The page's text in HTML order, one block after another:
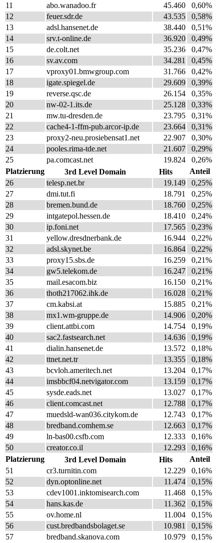
11
abo.wanadoo.fr 45.460
0,60%
12
feuer.sdr.de 43.535
0,58%
13
adsl.hansenet.de 38.440
0,51%
14
srv.t-online.de 36.920
0,49%
15
de.colt.net 35.236
0,47%
16
sv.av.com 34.281
0,45%
17
vproxy01.bmwgroup.com 31.766
0,42%
18
igate.spiegel.de 29.609
0,39%
19
reverse.qsc.de 26.154
0,35%
20
nw-02-1.its.de 25.128
0,33%
21
mw.tu-dresden.de 23.795
0,31%
22
cache4-1-ffm-pub.arcor-ip.de 23.664
0,31%
23
proxy2-neu.prosiebensat1.net 22.907
0,30%
24
pooles.rima-tde.net 21.607
0,29%
25
pa.comcast.net 19.824
0,26%
Platzierung
3rd Level Domain Hits
Anteil
26
telesp.net.br 19.149
0,25%
27
dmi.tut.fi 18.791
0,25%
28
bremen.bund.de 18.760
0,25%
29
intgatepol.hessen.de 18.410
0,24%
30
ip.foni.net 17.565
0,23%
31
yellow.dresdnerbank.de 16.944
0,22%
32
adsl.skynet.be 16.864
0,22%
33
proxy15.sbs.de 16.259
0,21%
34
gw5.telekom.de 16.247
0,21%
35
mail.esacom.biz 16.150
0,21%
36
thoth217062.ihk.de 16.028
0,21%
37
cm.kabsi.at 15.885
0,21%
38
mx1.wm-gruppe.de 14.906
0,20%
39
client.attbi.com 14.754
0,19%
40
sac2.fastsearch.net 14.636
0,19%
41
dialin.hansenet.de 13.572
0,18%
42
ttnet.net.tr 13.355
0,18%
43
bcvloh.ameritech.net 13.204
0,17%
44
imsbbcf04.netvigator.com 13.159
0,17%
45
sysde.eads.net 13.027
0,17%
46
client.comcast.net 12.788
0,17%
47
muedsld-wan036.citykom.de 12.743
0,17%
48
bredband.comhem.se 12.663
0,17%
49
ln-bas00.csfb.com 12.333
0,16%
50
creator.co.il 12.293
0,16%
Platzierung
3rd Level Domain Hits
Anteil
51
cr3.turnitin.com 12.229
0,16%
52
dyn.optonline.net 11.474
0,15%
53
cdev1001.inktomisearch.com 11.468
0,15%
54
hans.kas.de 11.362
0,15%
55
ov.home.nl 11.004
0,15%
56
cust.bredbandsbolaget.se 10.981
0,15%
57
bredband.skanova.com 10.979
0,15%